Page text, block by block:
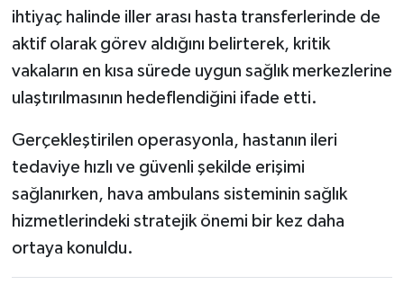
ihtiyaç halinde iller arası hasta transferlerinde de
aktif olarak görev aldığını belirterek, kritik
vakaların en kısa sürede uygun sağlık merkezlerine
ulaştırılmasının hedeflendiğini ifade etti.
Gerçekleştirilen operasyonla, hastanın ileri
tedaviye hızlı ve güvenli şekilde erişimi
sağlanırken, hava ambulans sisteminin sağlık
hizmetlerindeki stratejik önemi bir kez daha
ortaya konuldu.